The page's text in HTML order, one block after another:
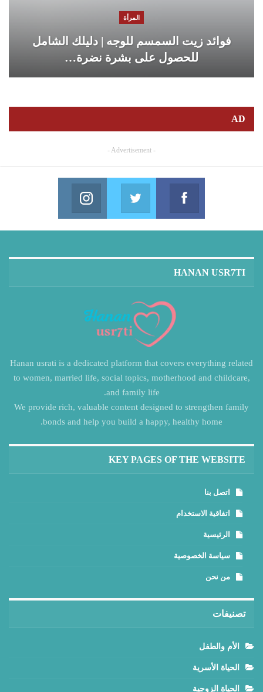
المرأة
فوائد زيت السمسم للوجه | دليلك الشامل
للحصول على بشرة نضرة…
AD
- Advertisement -
Facebook
Join us on Facebook
Twitter
Join us on Twitter
HANAN USR7TI
Hanan usrati is a dedicated platform that covers everything related
to women, married life, social topics, motherhood and childcare,
and family life.
We provide rich, valuable content designed to strengthen family
bonds and help you build a happy, healthy home.
KEY PAGES OF THE WEBSITE
اتصل بنا
اتفاقية الاستخدام
الرئيسية
سياسة الخصوصية
من نحن
تصنيفات
الأم والطفل
الحياة الأسرية
الحياة الزوجية